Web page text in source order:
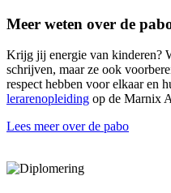
Meer weten over de
Krijg jij energie van kinderen?
schrijven, maar ze ook
respect hebben voor elkaar en
lerarenopleiding op de Marnix
Lees meer over de pabo